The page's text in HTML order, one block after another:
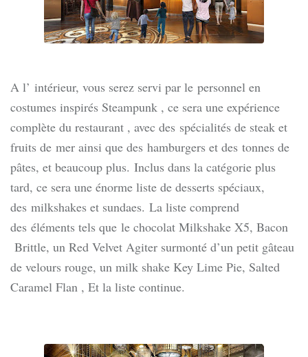
A l’ intérieur, vous serez servi par le personnel en
costumes inspirés Steampunk , ce sera une expérience
complète du restaurant , avec des spécialités de steak et
fruits de mer ainsi que des hamburgers et des tonnes de
pâtes, et beaucoup plus. Inclus dans la catégorie plus
tard, ce sera une énorme liste de desserts spéciaux,
des milkshakes et sundaes. La liste comprend
des éléments tels que le chocolat Milkshake X5, Bacon
Brittle, un Red Velvet Agiter surmonté d’un petit gâteau
de velours rouge, un milk shake Key Lime Pie, Salted
Caramel Flan , Et la liste continue.